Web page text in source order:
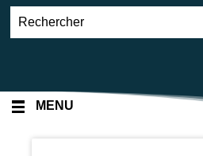
MENU